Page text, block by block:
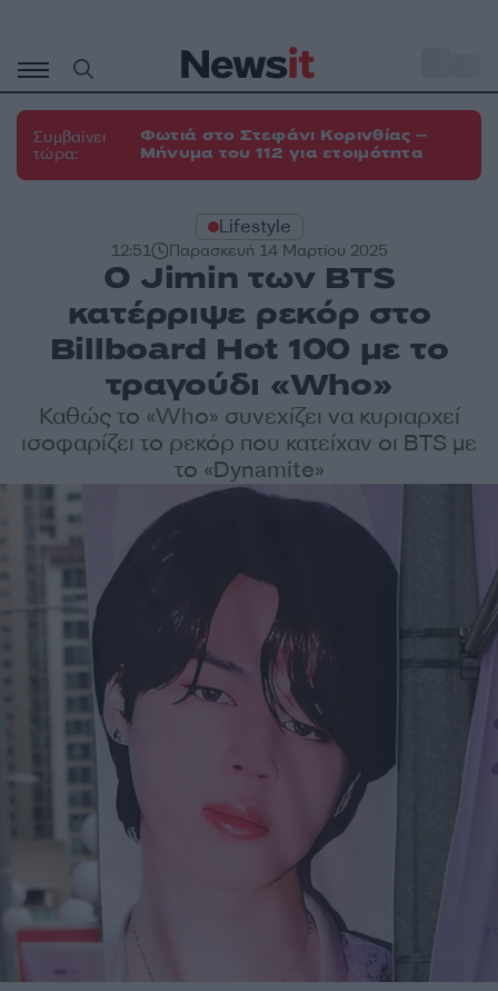
περιεχόμενο
Συμβαίνει
τώρα:
Φωτιά στο Στεφάνι Κορινθίας –
Μήνυμα του 112 για ετοιμότητα
Lifestyle
12:51 Παρασκευή 14 Μαρτίου 2025
Ο Jimin των BTS
κατέρριψε ρεκόρ στο
Billboard Hot 100 με το
τραγούδι «Who»
Καθώς το «Who» συνεχίζει να κυριαρχεί
ισοφαρίζει το ρεκόρ που κατείχαν οι BTS με
το «Dynamite»